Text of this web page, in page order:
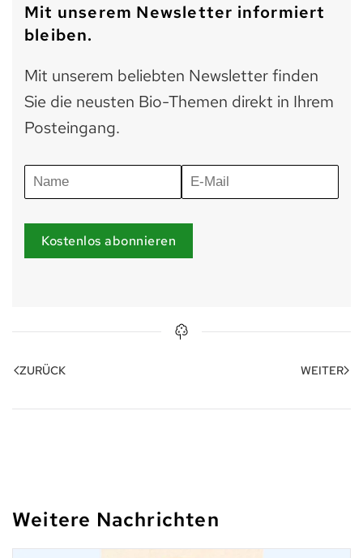
Mit unserem Newsletter informiert
bleiben.
Mit unserem beliebten Newsletter finden
Sie die neusten Bio-Themen direkt in Ihrem
Posteingang.
Kostenlos abonnieren
ZURÜCK WEITER
Weitere Nachrichten